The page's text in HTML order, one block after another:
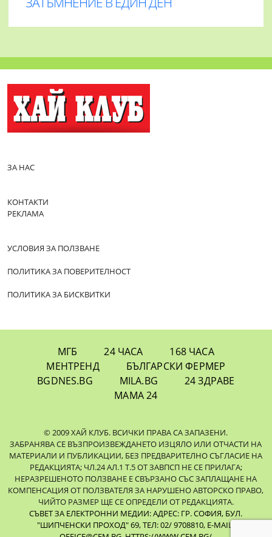
ЗА НАС
КОНТАКТИ
РЕКЛАМА
УСЛОВИЯ ЗА ПОЛЗВАНЕ
ПОЛИТИКА ЗА ПОВЕРИТЕЛНОСТ
ПОЛИТИКА ЗА БИСКВИТКИ
МГБ 24 ЧАСА
168 ЧАСА
МЕНТРЕНД
БЪЛГАРСКИ ФЕРМЕР
BGDNES.BG
MILA.BG
24 ЗДРАВЕ
МАМА 24
© 2009 ХАЙ КЛУБ. ВСИЧКИ ПРАВА СА ЗАПАЗЕНИ.
ЗАБРАНЯВА СЕ ВЪЗПРОИЗВЕЖДАНЕТО ИЗЦЯЛО ИЛИ ОТЧАСТИ НА
МАТЕРИАЛИ И ПУБЛИКАЦИИ, БЕЗ ПРЕДВАРИТЕЛНО СЪГЛАСИЕ НА
РЕДАКЦИЯТА; ЧЛ.24 АЛ.1 Т.5 ОТ ЗАВПСП НЕ СЕ ПРИЛАГА;
НЕРАЗРЕШЕНОТО ПОЛЗВАНЕ Е СВЪРЗАНО СЪС ЗАПЛАЩАНЕ НА
КОМПЕНСАЦИЯ ОТ ПОЛЗВАТЕЛЯ ЗА НАРУШЕНО АВТОРСКО ПРАВО,
ЧИЙТО РАЗМЕР ЩЕ СЕ ОПРЕДЕЛИ ОТ РЕДАКЦИЯТА.
СЪВЕТ ЗА ЕЛЕКТРОННИ МЕДИИ: АДРЕС: ГР. СОФИЯ, БУЛ.
"ШИПЧЕНСКИ ПРОХОД" 69, ТЕЛ: 02/ 9708810, E-MAIL: